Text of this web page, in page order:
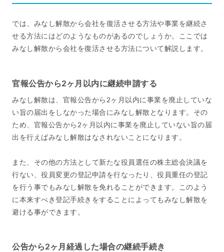
では、みなし解散から会社を復活させる方法や事業を継続さ
せる方法にはどのようなものがあるのでしょうか。ここでは
みなし解散から会社を復活させる方法について解説します。
官報公告から2ヶ月以内に継続申請する
みなし解散は、官報公告から2ヶ月以内に事業を廃止していな
い旨の届出をしなかった場合にみなし解散となります。その
ため、官報公告から2ヶ月以内に事業を廃止していない旨の届
出を行えばみなし解散はなされないことになります。
また、その他の方法として新たな役員選任の株主総会決議を
行ない、役員変更の登記申請を行なったり、役員重任の登記
を行う事でもみなし解散を免れることができます。このよう
に本来すべき登記手続きをすることによってもみなし解散を
避ける事ができます。
公告から2ヶ月経過した場合の継続手続き